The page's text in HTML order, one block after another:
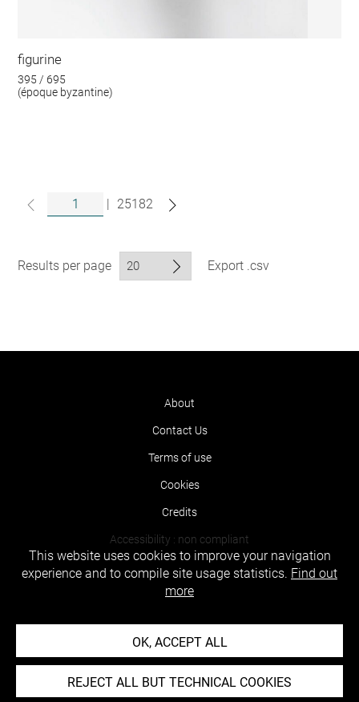
figurine
395 / 695
(époque byzantine)
| 25182
Results per page Export .csv
About
Contact Us
Terms of use
Cookies
Credits
Accessibility : non compliant
This website uses cookies to improve your navigation
experience and to compile site usage statistics. Find out
more
OK, ACCEPT ALL
REJECT ALL BUT TECHNICAL COOKIES